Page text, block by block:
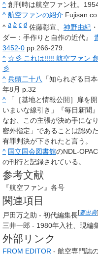
^ 創刊時は航空ファン社。
^ 航空ファンの紹介
^ a b c d 佐藤彰宣、 神野由紀
ダー：手作りと自作の近代』
3452-0 pp.266-279.
^ ☆彡 これは!!!!! 航空ファン
彡
^ 兵頭二十八
「知られざる日
年8月 p.32
^
「［基地と情報公開］扉を
いまいな線引き」『毎日新聞
なお、この主張が決め手にな
密外指定」であることは認め
有罪判決が下されたと言う。
^ 国立国会図書館のNDL-
の刊行と記録されている。
参考文献
『航空ファン』各号
関連項目
戸田万之助 - 初代編集長[要出典]
三井一郎 - 1980年入社、現編
外部リンク
FROM EDITOR - 航空専門誌